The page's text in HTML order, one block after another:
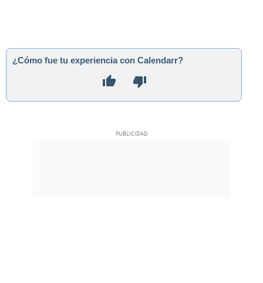
¿Cómo fue tu experiencia con Calendarr?